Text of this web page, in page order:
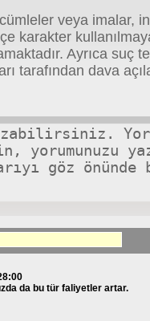
veya imalar,
karakter
Ayrıca suç
tarafından dava
da bu tür faliyetler artar.